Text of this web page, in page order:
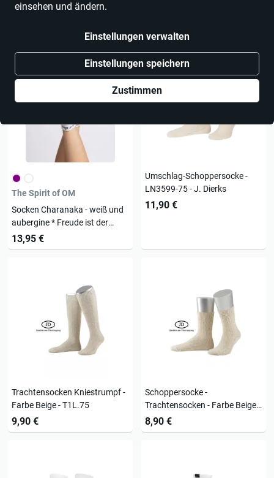
einsehen und ändern.
Einstellungen verwalten
Einstellungen speichern
Zustimmen
10 Produkte
The Spirit of OM
Socken Charanaka - weiß und
aubergine * Freude ist der
Herzschlag des Universums *
13,95 €
Umschlag-Schoppersocke -
LN3599-75 - J. Dierks
11,90 €
Trachtensocken Kniestrumpf -
Farbe Beige - T1L.75
9,90 €
Schoppersocke -
Trachtensocken - Farbe Beige -
T1S.75
8,90 €